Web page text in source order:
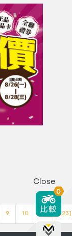
9 10 >> [23]
Close
0